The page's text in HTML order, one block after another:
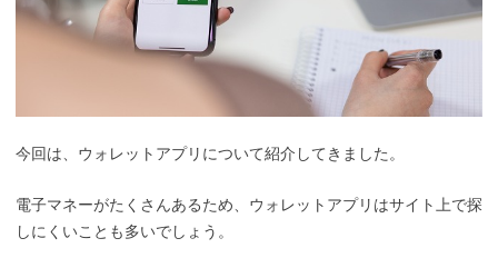
今回は、ウォレットアプリについて紹介してきました。
電子マネーがたくさんあるため、ウォレットアプリはサイト上で探
しにくいことも多いでしょう。